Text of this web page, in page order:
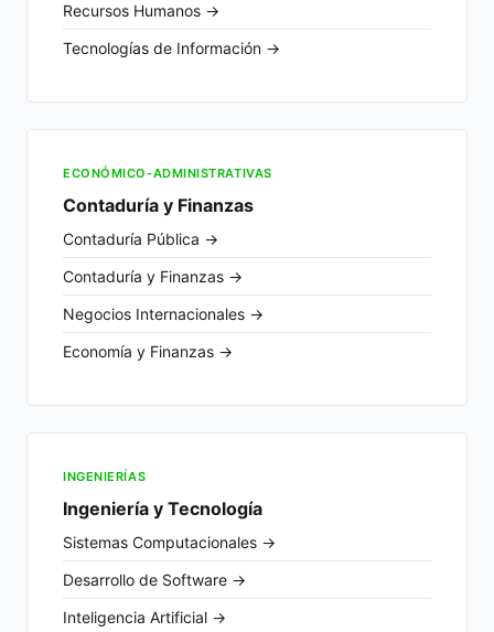
Recursos Humanos →
Tecnologías de Información →
ECONÓMICO-ADMINISTRATIVAS
Contaduría y Finanzas
Contaduría Pública →
Contaduría y Finanzas →
Negocios Internacionales →
Economía y Finanzas →
INGENIERÍAS
Ingeniería y Tecnología
Sistemas Computacionales →
Desarrollo de Software →
Inteligencia Artificial →